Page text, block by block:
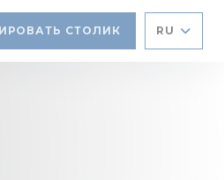
СТОЛИК RU